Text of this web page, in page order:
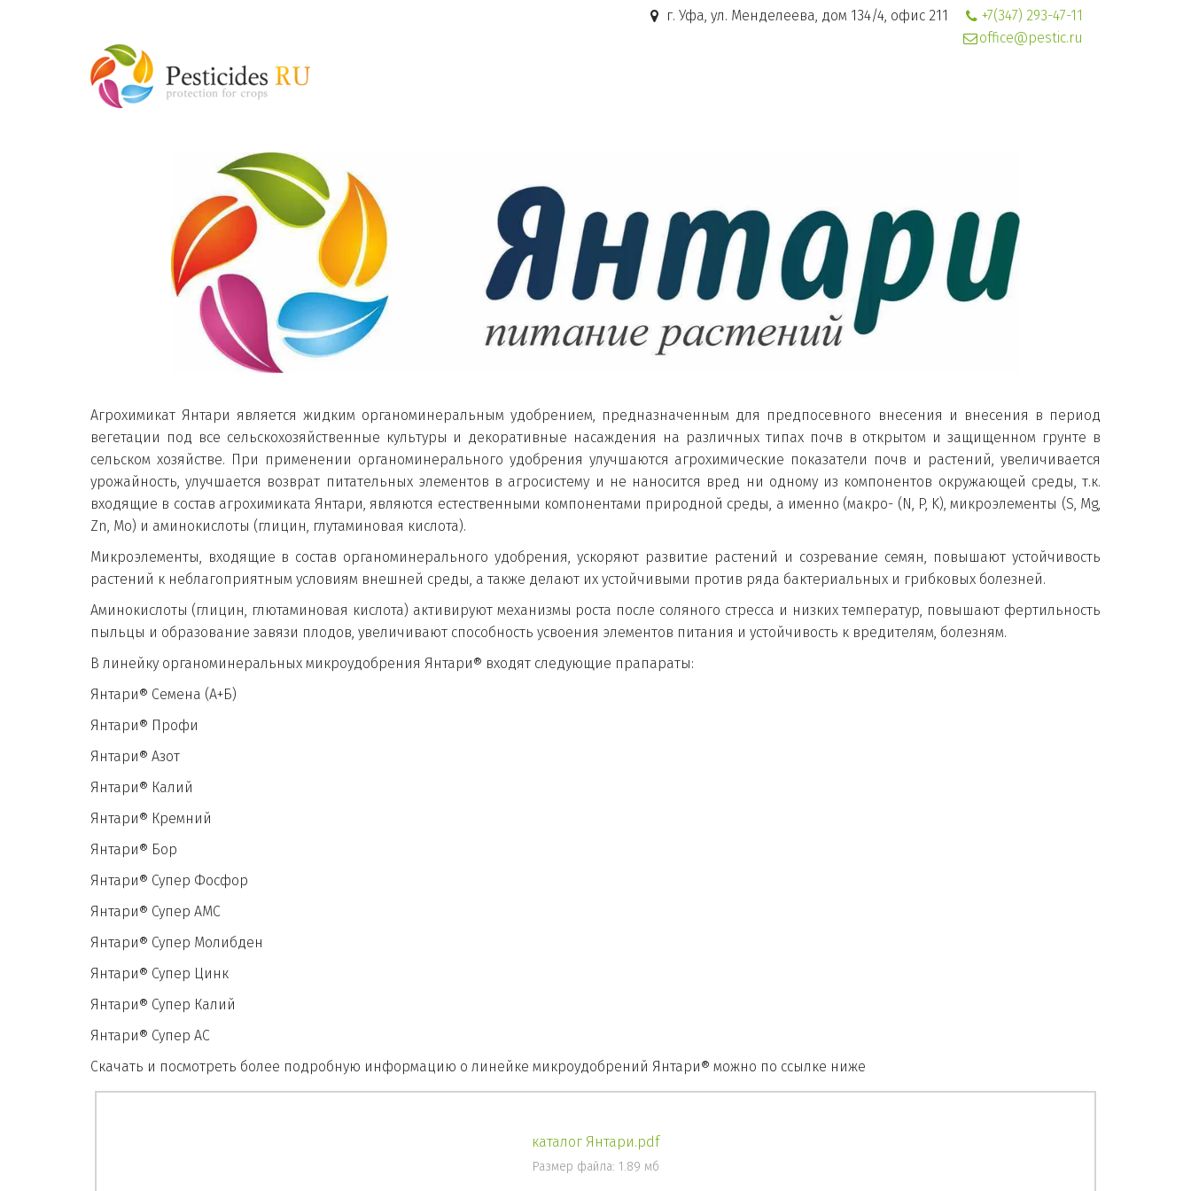
+7(347) 293-47-11
г. Уфа, ул. Менделеева, дом 134/4, офис 211
office@pestic.ru
Агрохимикат Янтари является жидким органоминеральным удобрением, предназначенным для предпосевного внесения и внесения в период
вегетации под все сельскохозяйственные культуры и декоративные насаждения на различных типах почв в открытом и защищенном грунте в
сельском хозяйстве. При применении органоминерального удобрения улучшаются агрохимические показатели почв и растений, увеличивается
урожайность, улучшается возврат питательных элементов в агросистему и не наносится вред ни одному из компонентов окружающей среды, т.к.
входящие в состав агрохимиката Янтари, являются естественными компонентами природной среды, а именно (макро- (N, P, K), микроэлементы (S, Mg,
Zn, Mo) и аминокислоты (глицин, глутаминовая кислота).
Микроэлементы, входящие в состав органоминерального удобрения, ускоряют развитие растений и созревание семян, повышают устойчивость
растений к неблагоприятным условиям внешней среды, а также делают их устойчивыми против ряда бактериальных и грибковых болезней.
Аминокислоты (глицин, глютаминовая кислота) активируют механизмы роста после соляного стресса и низких температур, повышают фертильность
пыльцы и образование завязи плодов, увеличивают способность усвоения элементов питания и устойчивость к вредителям, болезням.
В линейку органоминеральных микроудобрения Янтари® входят следующие прапараты:
Янтари® Семена (А+Б)
Янтари® Профи
Янтари® Азот
Янтари® Калий
Янтари® Кремний
Янтари® Бор
Янтари® Супер Фосфор
Янтари® Супер АМС
Янтари® Супер Молибден
Янтари® Супер Цинк
Янтари® Супер Калий
Янтари® Супер АС
Скачать и посмотреть более подробную информацию о линейке микроудобрений Янтари® можно по ссылке ниже
каталог Янтари.pdf
Размер файла: 1.89 мб